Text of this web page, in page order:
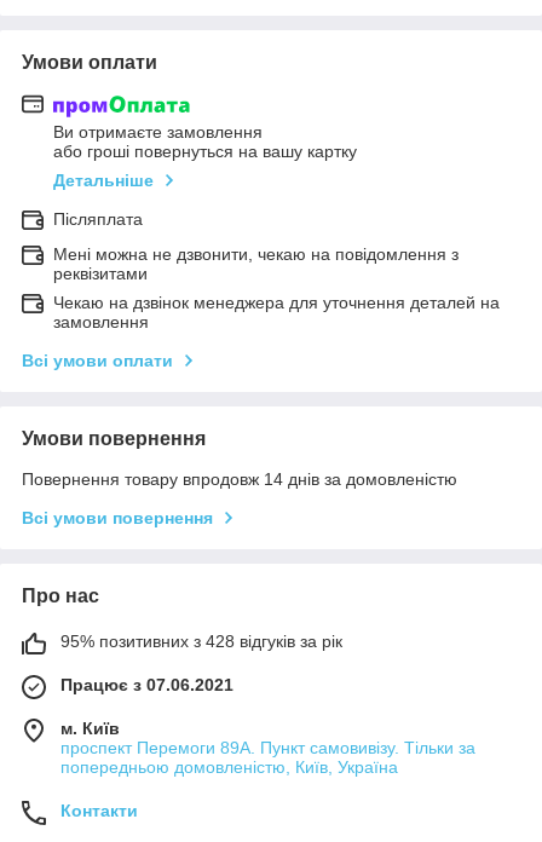
Умови оплати
Ви отримаєте замовлення
або гроші повернуться на вашу картку
Детальніше
Післяплата
Мені можна не дзвонити, чекаю на повідомлення з
реквізитами
Чекаю на дзвінок менеджера для уточнення деталей на
замовлення
Всі умови оплати
Умови повернення
Повернення товару впродовж 14 днів за домовленістю
Всі умови повернення
Про нас
95% позитивних з 428 відгуків за рік
Працює з 07.06.2021
м. Київ
проспект Перемоги 89А. Пункт самовивізу. Тільки за
попередньою домовленістю, Київ, Україна
Контакти